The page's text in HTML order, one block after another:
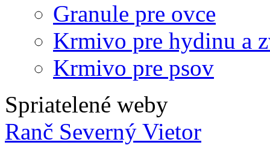
Granule pre ovce
Krmivo pre hydinu a
Krmivo pre psov
Spriatelené weby
Ranč Severný Vietor